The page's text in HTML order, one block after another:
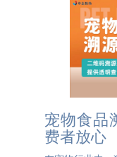
宠物食品
费者放心